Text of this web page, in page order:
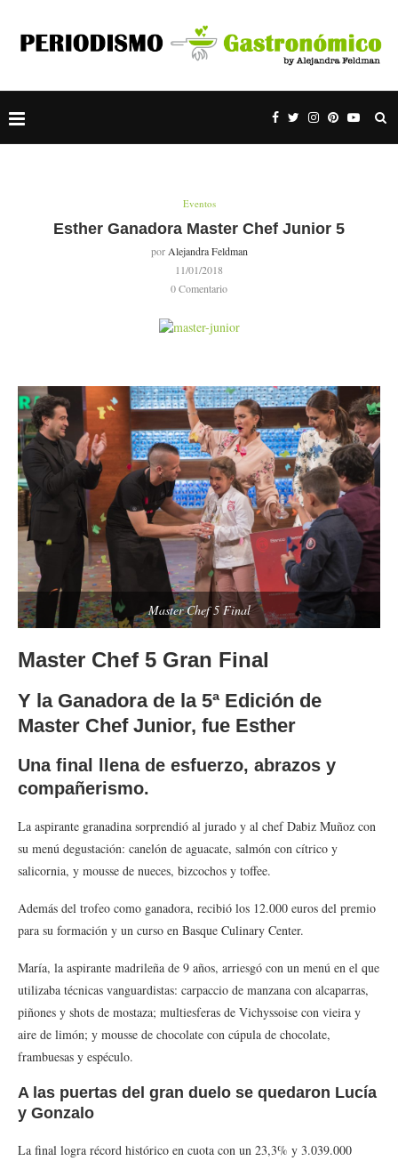
Eventos
Esther Ganadora Master Chef Junior 5
por Alejandra Feldman
11/01/2018
0 Comentario
Master Chef 5 Final
Master Chef 5 Gran Final
Y la Ganadora de la 5ª Edición de
Master Chef Junior, fue Esther
Una final llena de esfuerzo, abrazos y
compañerismo.
La aspirante granadina sorprendió al jurado y al chef Dabiz Muñoz con
su menú degustación: canelón de aguacate, salmón con cítrico y
salicornia, y mousse de nueces, bizcochos y toffee.
Además del trofeo como ganadora, recibió los 12.000 euros del premio
para su formación y un curso en Basque Culinary Center.
María, la aspirante madrileña de 9 años, arriesgó con un menú en el que
utilizaba técnicas vanguardistas: carpaccio de manzana con alcaparras,
piñones y shots de mostaza; multiesferas de Vichyssoise con vieira y
aire de limón; y mousse de chocolate con cúpula de chocolate,
frambuesas y espéculo.
A las puertas del gran duelo se quedaron Lucía
y Gonzalo
La final logra récord histórico en cuota con un 23,3% y 3.039.000